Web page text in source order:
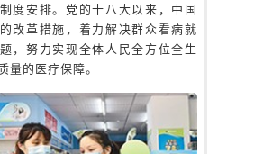
度安排。党的十八大以来，中国
改革措施，着力解决群众看病就
，努力实现全体人民全方位全生
量的医疗保障。